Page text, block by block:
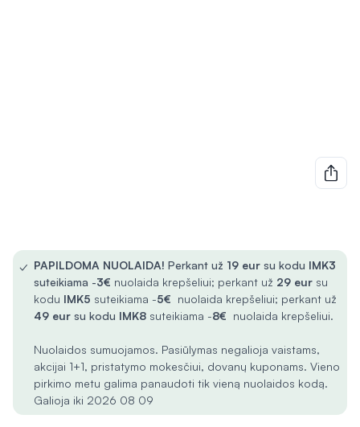
✓ PAPILDOMA NUOLAIDA! Perkant už 19 eur su kodu IMK3
suteikiama -3€ nuolaida krepšeliui; perkant už 29 eur su
kodu IMK5 suteikiama -5€ nuolaida krepšeliui; perkant už
49 eur su kodu IMK8 suteikiama -8€ nuolaida krepšeliui.
Nuolaidos sumuojamos. Pasiūlymas negalioja vaistams,
akcijai 1+1, pristatymo mokesčiui, dovanų kuponams. Vieno
pirkimo metu galima panaudoti tik vieną nuolaidos kodą.
Galioja iki 2026 08 09